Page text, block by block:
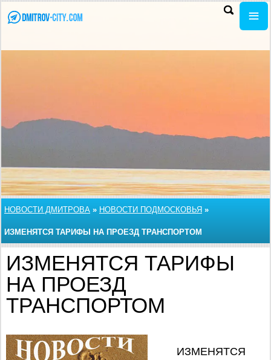
НОВОСТИ ДМИТРОВА » НОВОСТИ ПОДМОСКОВЬЯ »
ИЗМЕНЯТСЯ ТАРИФЫ НА ПРОЕЗД ТРАНСПОРТОМ
ИЗМЕНЯТСЯ ТАРИФЫ
НА ПРОЕЗД
ТРАНСПОРТОМ
ИЗМЕНЯТСЯ